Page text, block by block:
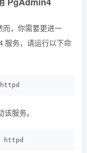
而，你需要更进一
服务，请运行以下命
服务。
httpd